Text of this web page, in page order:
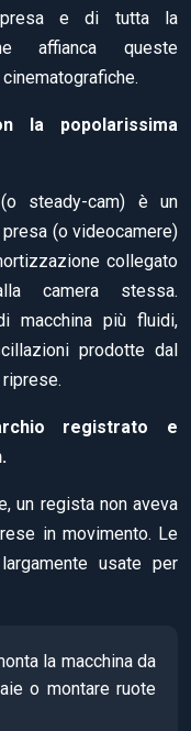
presa e di tutta la
affianca queste
la popolarissima
steady-cam) è un
(o videocamere)
collegato
camera stessa.
macchina più fluidi,
prodotte dal
registrato e
un regista non aveva
in movimento. Le
usate per
la macchina da
o montare ruote